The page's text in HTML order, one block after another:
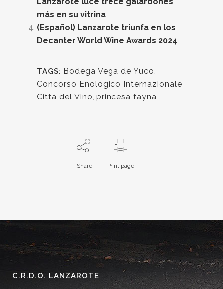
más en su vitrina
(Español) Lanzarote triunfa en los
Decanter World Wine Awards 2024
TAGS: Bodega Vega de Yuco,
Concorso Enologico Internazionale
Città del Vino, princesa fayna
Share Print page
C.R.D.O. LANZAROTE